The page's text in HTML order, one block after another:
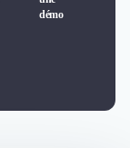
démo